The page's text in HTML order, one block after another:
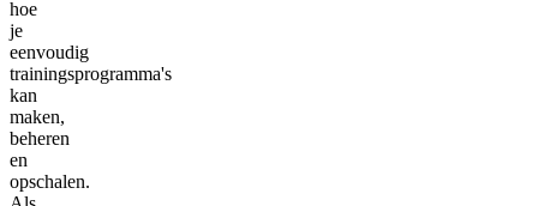
hoe
je
eenvoudig
trainingsprogramma's
kan
maken,
beheren
en
opschalen.